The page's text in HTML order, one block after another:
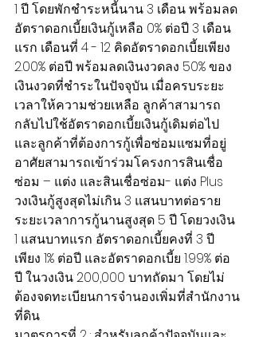
1 ปี โดยพักชำระหนี้นาน 3 เดือน พร้อมลด
อัตราดอกเบี้ยเงินกู้เหลือ 0% ต่อปี 3 เดือน
แรก เดือนที่ 4 - 12 คิดอัตราดอกเบี้ยเพียง
2.00% ต่อปี พร้อมลดเงินงวดลง 50% ของ
เงินงวดที่ชำระในปัจจุบัน เมื่อครบระยะ
เวลาให้ความช่วยเหลือ ลูกค้าสามารถ
กลับไปใช้อัตราดอกเบี้ยเงินกู้เดิมต่อไป
และลูกค้าที่ต้องการกู้เพื่อซ่อมแซมที่อยู่
อาศัยสามารถเข้าร่วมโครงการสินเชื่อ
ซ่อม – แต่ง และสินเชื่อซ่อม- แต่ง Plus
วงเงินกู้สูงสุดไม่เกิน 3 แสนบาทต่อราย
ระยะเวลาการกู้นานสูงสุด 5 ปี โดยวงเงิน
1 แสนบาทแรก อัตราดอกเบี้ยคงที่ 3 ปี
เพียง 1% ต่อปี และอัตราดอกเบี้ย 1.99% ต่อ
ปี ในวงเงิน 200,000 บาทถัดมา โดยไม่
ต้องจดทะเบียนการจำนองเพิ่มที่สำนักงาน
ที่ดิน